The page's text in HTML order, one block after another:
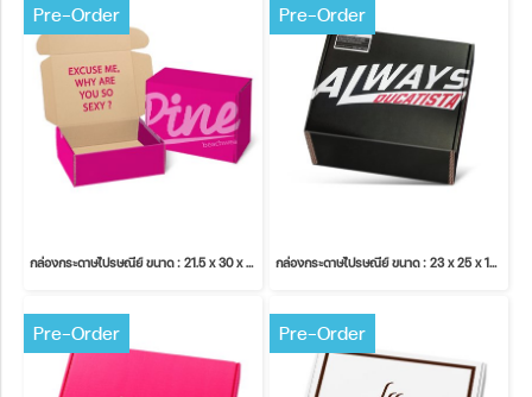
Pre-Order
กล่องกระดาษไปรษณีย์ ขนาด : 21.5 x 30 x 14.5 cm.
Pre-Order
กล่องกระดาษไปรษณีย์ ขนาด : 23 x 25 x 12 cm.
Pre-Order Pre-Order